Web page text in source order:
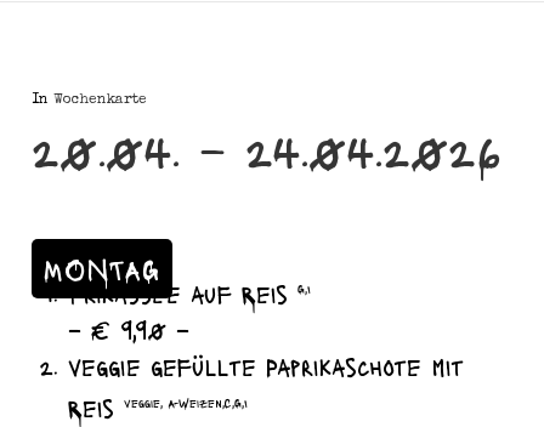
In Wochenkarte
20.04. – 24.04.2026
MONTAG
Frikassee auf Reis G,I
– € 9,90 –
veggie gefüllte Paprikaschote mit
Reis
veggie, A-Weizen,C,G,I